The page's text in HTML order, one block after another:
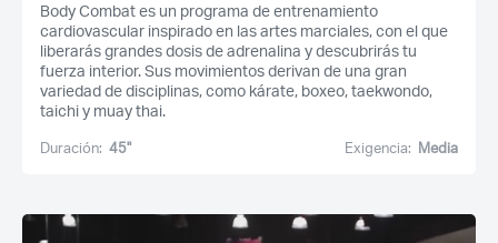
Body Combat es un programa de entrenamiento
cardiovascular inspirado en las artes marciales, con el que
liberarás grandes dosis de adrenalina y descubrirás tu
fuerza interior. Sus movimientos derivan de una gran
variedad de disciplinas, como kárate, boxeo, taekwondo,
taichi y muay thai.
Duración: 45'' Exigencia: Media